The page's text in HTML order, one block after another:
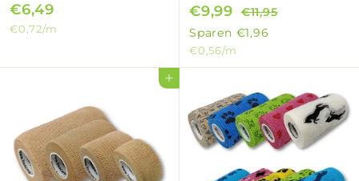
€6,49
6
€0,72/m
S
o
n
d
r
p
€9,99 €
9
,
9
N
o
m
a
l
e
r
P
€11,95€
,
5
Sparen €1,96
€0,56/m
In den Einkaufswagen legen